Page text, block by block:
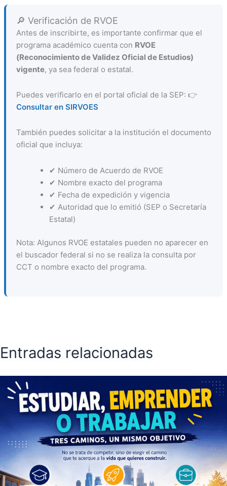
🔎 Verificación de RVOE
Antes de inscribirte, es importante confirmar que el
programa académico cuenta con RVOE
(Reconocimiento de Validez Oficial de Estudios)
vigente, ya sea federal o estatal.
Puedes verificarlo en el portal oficial de la SEP: 👉
Consultar en SIRVOES
También puedes solicitar a la institución el documento
oficial que incluya:
✔ Número de Acuerdo de RVOE
✔ Nombre exacto del programa
✔ Fecha de expedición y vigencia
✔ Autoridad que lo emitió (SEP o Secretaría
Estatal)
Nota: Algunos RVOE estatales pueden no aparecer en
el buscador federal si no se realiza la consulta por
CCT o nombre exacto del programa.
Entradas relacionadas